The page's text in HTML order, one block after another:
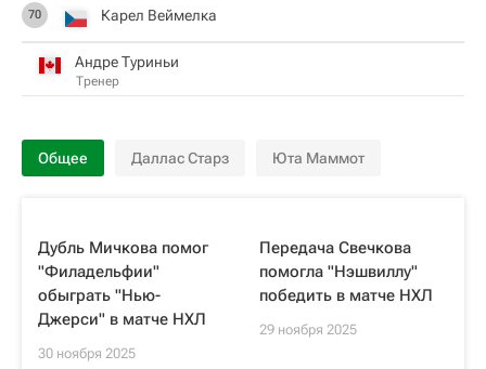
70 Карел Веймелка
Андре Туриньи
Тренер
Общее Даллас Старз Юта Маммот
Дубль Мичкова помог
"Филадельфии"
обыграть "Нью-
Джерси" в матче НХЛ
30 ноября 2025
Передача Свечкова
помогла "Нэшвиллу"
победить в матче НХЛ
29 ноября 2025